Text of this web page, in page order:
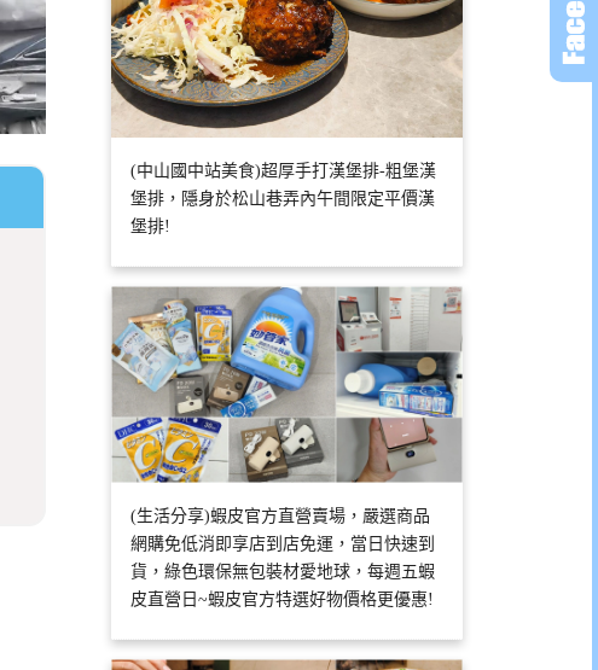
(中山國中站美食)超厚手打漢堡排-粗堡漢
堡排，隱身於松山巷弄內午間限定平價漢
堡排!
(生活分享)蝦皮官方直營賣場，嚴選商品
網購免低消即享店到店免運，當日快速到
貨，綠色環保無包裝材愛地球，每週五蝦
皮直營日~蝦皮官方特選好物價格更優惠!